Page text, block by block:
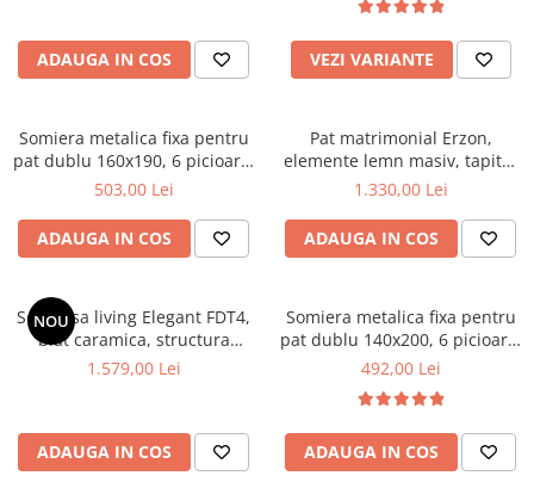
Suporturi si rafturi pantofi
Portmantouri
Seturi mobilier hol
Stender haine
Etajere
Mobilier gradinita
Mese gradinita
Scaune gradinita
Mobilier copii
Mobila camera copii
ADAUGA IN COS VEZI VARIANTE
Somiera metalica fixa pentru
pat dublu 160x190, 6 picioare,
30 lamele lemn fag, benzi
negru
503,00 Lei
ADAUGA IN COS
Pat matrimonial Erzon,
elemente lemn masiv, tapitat
cu stofa, cu somiera,140x200
1.330,00 Lei
ADAUGA IN COS
NOU
Set masa living Elegant FDT4,
blat caramica, structura
metalica, 140x80x75 cm,
bej
1.579,00 Lei
ADAUGA IN COS
Somiera metalica fixa pentru
pat dublu 140x200, 6 picioare,
32 lamele lemn fag, benzi
negru
492,00 Lei
ADAUGA IN COS